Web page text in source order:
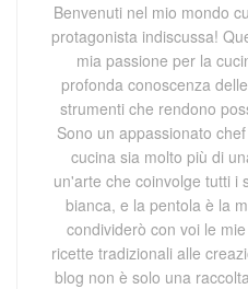
Benvenuti nel mio mondo
protagonista indiscussa!
mia passione per la
profonda conoscenza
strumenti che rendono
Sono un appassionato
cucina sia molto più di
un'arte che coinvolge tutti i
bianca, e la pentola è la
condividerò con voi le
ricette tradizionali alle
blog non è solo una